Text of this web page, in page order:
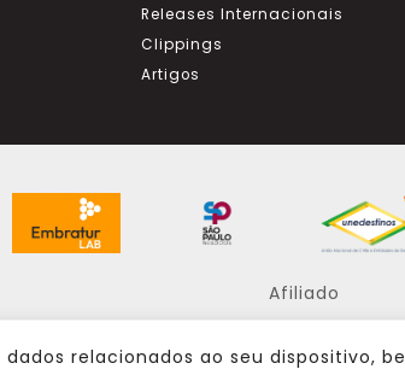
relacionados ao seu dispositivo,
Releases Internacionais
Clippings
Artigos
Afiliado